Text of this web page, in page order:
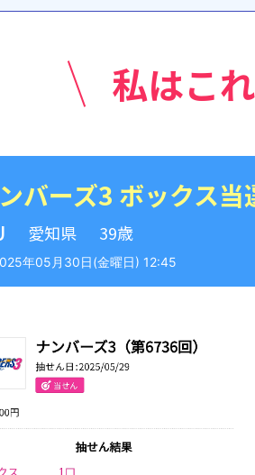
私はこ
バーズ3 ボックス当
愛知県 39歳
年05月30日(金曜日) 12:45